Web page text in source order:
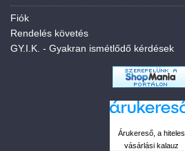
Fiók
Rendelés követés
GY.I.K. - Gyakran ismétlődő kérdések
Árukereső, a hiteles
vásárlási kalauz